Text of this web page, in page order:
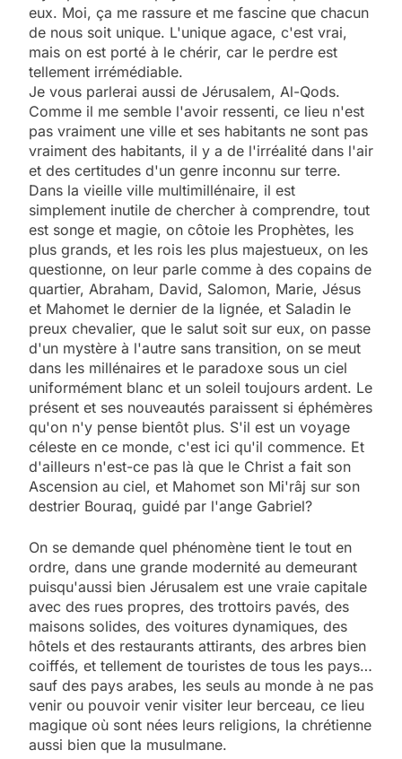
eux. Moi, ça me rassure et me fascine que chacun
de nous soit unique. L'unique agace, c'est vrai,
mais on est porté à le chérir, car le perdre est
tellement irrémédiable.
Je vous parlerai aussi de Jérusalem, Al-Qods.
Comme il me semble l'avoir ressenti, ce lieu n'est
pas vraiment une ville et ses habitants ne sont pas
vraiment des habitants, il y a de l'irréalité dans l'air
et des certitudes d'un genre inconnu sur terre.
Dans la vieille ville multimillénaire, il est
simplement inutile de chercher à comprendre, tout
est songe et magie, on côtoie les Prophètes, les
plus grands, et les rois les plus majestueux, on les
questionne, on leur parle comme à des copains de
quartier, Abraham, David, Salomon, Marie, Jésus
et Mahomet le dernier de la lignée, et Saladin le
preux chevalier, que le salut soit sur eux, on passe
d'un mystère à l'autre sans transition, on se meut
dans les millénaires et le paradoxe sous un ciel
uniformément blanc et un soleil toujours ardent. Le
présent et ses nouveautés paraissent si éphémères
qu'on n'y pense bientôt plus. S'il est un voyage
céleste en ce monde, c'est ici qu'il commence. Et
d'ailleurs n'est-ce pas là que le Christ a fait son
Ascension au ciel, et Mahomet son Mi'râj sur son
destrier Bouraq, guidé par l'ange Gabriel?
On se demande quel phénomène tient le tout en
ordre, dans une grande modernité au demeurant
puisqu'aussi bien Jérusalem est une vraie capitale
avec des rues propres, des trottoirs pavés, des
maisons solides, des voitures dynamiques, des
hôtels et des restaurants attirants, des arbres bien
coiffés, et tellement de touristes de tous les pays…
sauf des pays arabes, les seuls au monde à ne pas
venir ou pouvoir venir visiter leur berceau, ce lieu
magique où sont nées leurs religions, la chrétienne
aussi bien que la musulmane.